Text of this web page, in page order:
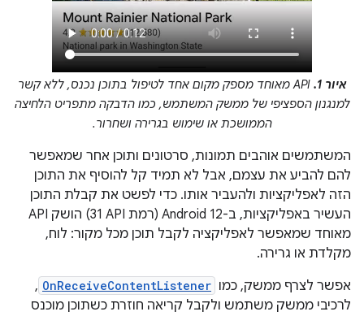
איור 1.
‫API מאוחד מספק מקום אחד לטיפול בתוכן נכנס, ללא קשר
למנגנון הספציפי של ממשק המשתמש, כמו הדבקה מתפריט הלחיצה
הממושכת או שימוש בגרירה ושחרור.
המשתמשים אוהבים תמונות, סרטונים ותוכן אחר שמאפשר
להם להביע את עצמם, אבל לא תמיד קל להוסיף את התוכן
הזה לאפליקציות ולהעביר אותו. כדי לפשט את קבלת התוכן
העשיר באפליקציות, ב-Android 12 (רמת API‏ 31) הושק API
מאוחד שמאפשר לאפליקציה לקבל תוכן מכל מקור: לוח,
מקלדת או גרירה.
אפשר לצרף ממשק, כמו OnReceiveContentListener
,
לרכיבי ממשק משתמש ולקבל קריאה חוזרת כשתוכן מוכנס